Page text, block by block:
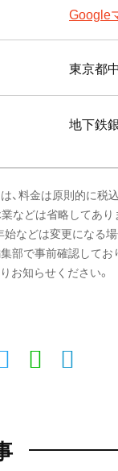
Google
東京都
地下鉄
料金は原則的に税
などは省略してあり
始などは変更になる
部で事前確認してお
お知らせください。